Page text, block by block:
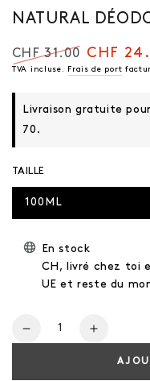
NATURAL
Prix
CHF 31.00
Prix
vente
CHF
TVA incluse. Frais de port
Livraison gratuite
70.
TAILLE
100ML
En stock
CH, livré chez toi
UE et reste du
Nombre
Réduire
Augmente
quantité